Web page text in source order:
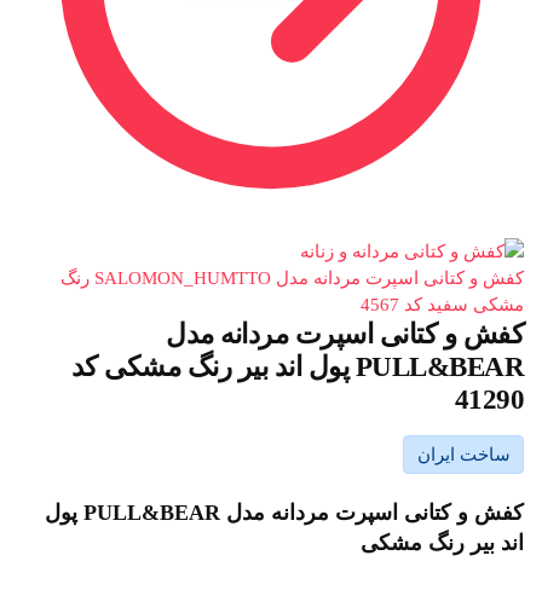
کفش و کتانی اسپرت مردانه مدل SALOMON_HUMTTO رنگ
مشکی سفید کد 4567
کفش و کتانی اسپرت مردانه مدل
PULL&BEAR پول اند بیر رنگ مشکی کد
41290
ساخت ایران
کفش و کتانی اسپرت مردانه مدل PULL&BEAR پول
اند بیر رنگ مشکی